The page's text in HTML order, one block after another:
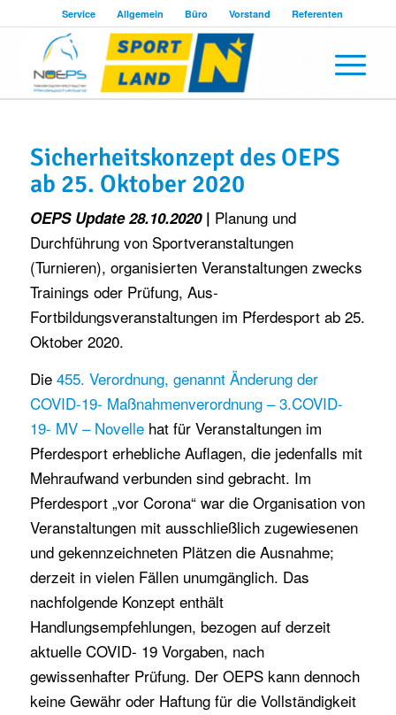
Service Allgemein Büro Vorstand Referenten
Sicherheitskonzept des OEPS
ab 25. Oktober 2020
OEPS Update 28.10.2020| Planung und
Durchführung von Sportveranstaltungen
(Turnieren), organisierten Veranstaltungen zwecks
Trainings oder Prüfung, Aus-
Fortbildungsveranstaltungen im Pferdesport ab 25.
Oktober 2020.
Die 455. Verordnung, genannt Änderung der
COVID-19- Maßnahmenverordnung – 3.COVID-
19- MV – Novellehat für Veranstaltungen im
Pferdesport erhebliche Auflagen, die jedenfalls mit
Mehraufwand verbunden sind gebracht. Im
Pferdesport „vor Corona“ war die Organisation von
Veranstaltungen mit ausschließlich zugewiesenen
und gekennzeichneten Plätzen die Ausnahme;
derzeit in vielen Fällen unumgänglich. Das
nachfolgende Konzept enthält
Handlungsempfehlungen, bezogen auf derzeit
aktuelle COVID- 19 Vorgaben, nach
gewissenhafter Prüfung. Der OEPS kann dennoch
keine Gewähr oder Haftung für die Vollständigkeit